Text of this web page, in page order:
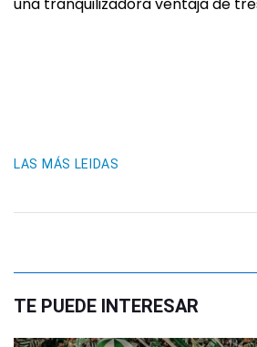
LAS MÁS LEIDAS
TE PUEDE INTERESAR